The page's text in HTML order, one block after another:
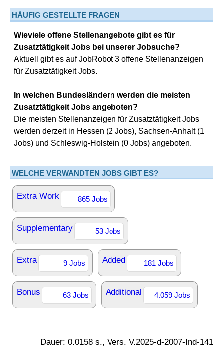
HÄUFIG GESTELLTE FRAGEN
Wieviele offene Stellenangebote gibt es für
Zusatztätigkeit Jobs bei unserer Jobsuche?
Aktuell gibt es auf JobRobot 3 offene Stellenanzeigen
für Zusatztätigkeit Jobs.
In welchen Bundesländern werden die meisten
Zusatztätigkeit Jobs angeboten?
Die meisten Stellenanzeigen für Zusatztätigkeit Jobs
werden derzeit in Hessen (2 Jobs), Sachsen-Anhalt (1
Jobs) und Schleswig-Holstein (0 Jobs) angeboten.
WELCHE VERWANDTEN JOBS GIBT ES?
Extra Work 865 Jobs
Supplementary 53 Jobs
Extra 9 Jobs Added 181 Jobs
Bonus 63 Jobs Additional 4.059 Jobs
Dauer: 0.0158 s., Vers. V.2025-d-2007-Ind-141